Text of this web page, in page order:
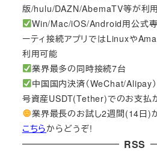
版/hulu/DAZN/AbemaTV等が利
Win/Mac/iOS/Android用公式専
ーティ接続アプリではLinuxや
利用可能
業界最多の同時接続7台
中国国内決済（WeChat/Alipay）
号資産USDT(Tether)でのお支払
業界最長のお試し2週間(14日)
こちらからどうぞ!
RSS